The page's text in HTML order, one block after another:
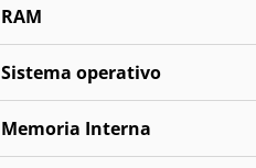
RAM
Sistema operativo
Memoria Interna